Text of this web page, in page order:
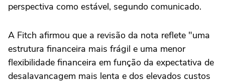
perspectiva como estável, segundo comunicado.
A Fitch ⁠afirmou que a revisão da nota reflete "uma
‌estrutura financeira mais frágil e uma menor
flexibilidade financeira em função da expectativa ‌de
desalavancagem mais lenta e ‌dos elevados custos